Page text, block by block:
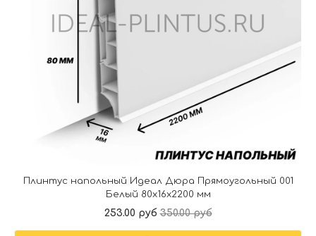
Плинтус напольный Идеал Дюра Прямоугольный 001
Белый 80x16x2200 мм
253.00 руб 350.00 руб